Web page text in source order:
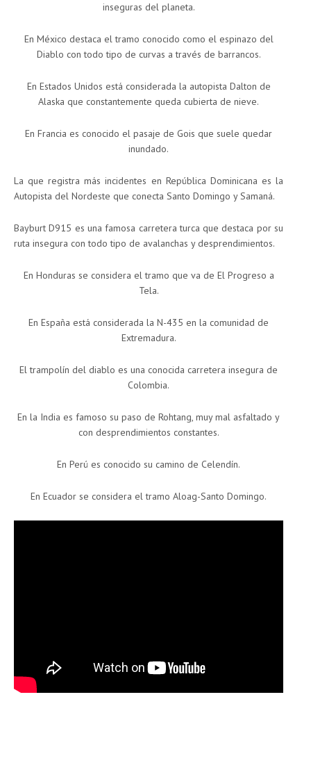
inseguras del planeta.
En México destaca el tramo conocido como el espinazo del
Diablo con todo tipo de curvas a través de barrancos.
En Estados Unidos está considerada la autopista Dalton de
Alaska que constantemente queda cubierta de nieve.
En Francia es conocido el pasaje de Gois que suele quedar
inundado.
La que registra más incidentes en República Dominicana es la
Autopista del Nordeste que conecta Santo Domingo y Samaná.
Bayburt D915 es una famosa carretera turca que destaca por su
ruta insegura con todo tipo de avalanchas y desprendimientos.
En Honduras se considera el tramo que va de El Progreso a
Tela.
En España está considerada la N-435 en la comunidad de
Extremadura.
El trampolín del diablo es una conocida carretera insegura de
Colombia.
En la India es famoso su paso de Rohtang, muy mal asfaltado y
con desprendimientos constantes.
En Perú es conocido su camino de Celendín.
En Ecuador se considera el tramo Aloag-Santo Domingo.